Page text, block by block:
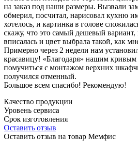
на заказ под наши размеры. Вызвали
обмерил, посчитал, нарисовал кухню
хотелось, и картинка в голове
скажу, что это самый дешевый вариант,
вписалась и цвет выбрала такой, как
Примерно через 2 недели нам
красавицу! «Благодаря» нашим
помучиться с монтажом верхних
получился отменный.
Большое всем спасибо! Рекомендую!
Качество продукции
Уровень сервиса
Срок изготовления
Оставить отзыв
Оставить отзыв на товар Мемфис